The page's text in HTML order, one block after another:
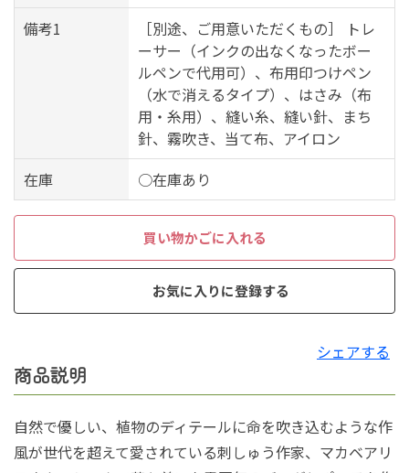
備考1
［別途、ご用意いただくもの］ トレ
ーサー（インクの出なくなったボー
ルペンで代用可）、布用印つけペン
（水で消えるタイプ）、はさみ（布
用・糸用）、縫い糸、縫い針、まち
針、霧吹き、当て布、アイロン
在庫
○在庫あり
買い物かごに入れる
お気に入りに登録する
シェアする
商品説明
自然で優しい、植物のディテールに命を吹き込むような作
風が世代を超えて愛されている刺しゅう作家、マカベアリ